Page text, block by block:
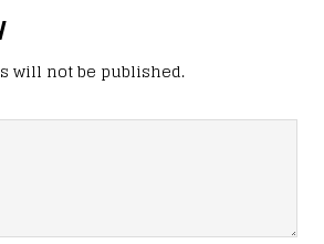
will not be published.